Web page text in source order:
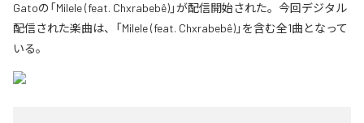
Gatoの「Milele (feat. Chxrabebê)」が配信開始された。今回デジタル
配信された楽曲は、「Milele (feat. Chxrabebê)」を含む全1曲となって
いる。